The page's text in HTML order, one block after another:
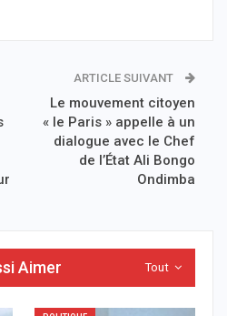
ARTICLE SUIVANT
Le mouvement citoyen
« le Paris » appelle à un
dialogue avec le Chef
de l’État Ali Bongo
Ondimba
Tout
Aimer